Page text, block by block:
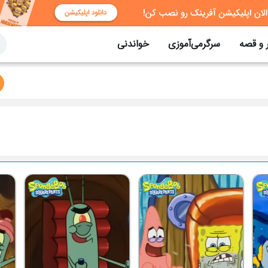
و قصه سرگرمی‌آموزی خواندنی